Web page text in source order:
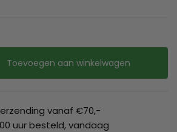
Toevoegen aan winkelwagen
vanaf €70,-
uur besteld, vandaag